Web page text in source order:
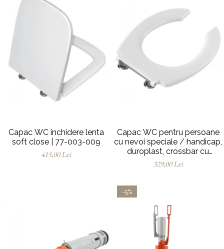
Capac WC inchidere lenta
soft close | 77-003-009
415,00 Lei
Capac WC pentru persoane
cu nevoi speciale / handicap,
duroplast, crossbar cu
balamale metalice, fixare de
sus | 128-003-006
329,00 Lei
-5%